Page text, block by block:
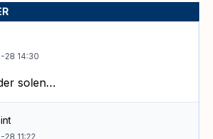
28 14:30
solen…
11:22